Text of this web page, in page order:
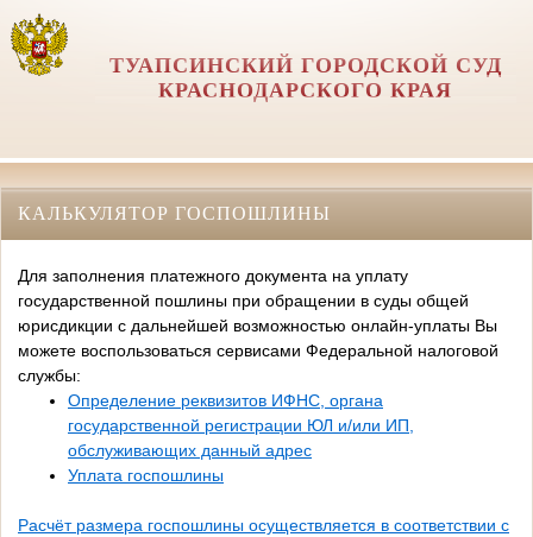
ТУАПСИНСКИЙ ГОРОДСКОЙ СУД
КРАСНОДАРСКОГО КРАЯ
КАЛЬКУЛЯТОР ГОСПОШЛИНЫ
Для заполнения платежного документа на уплату
государственной пошлины при обращении в суды общей
юрисдикции с дальнейшей возможностью онлайн-уплаты Вы
можете воспользоваться сервисами Федеральной налоговой
службы:
Определение реквизитов ИФНС, органа
государственной регистрации ЮЛ и/или ИП,
обслуживающих данный адрес
Уплата госпошлины
Расчёт размера госпошлины осуществляется в соответствии с